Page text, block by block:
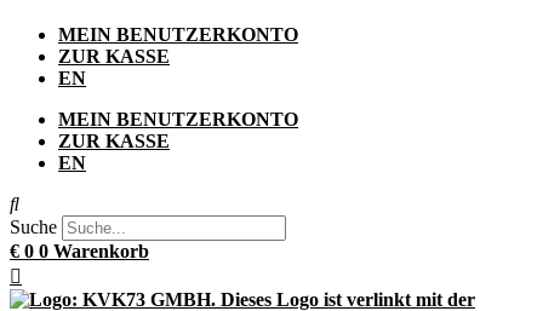
Zum
Inhalt
springen
MEIN BENUTZERKONTO
ZUR KASSE
EN
MEIN BENUTZERKONTO
ZUR KASSE
EN
Suche
€ 0 0 Warenkorb